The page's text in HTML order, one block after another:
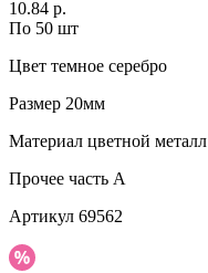
10.84 р.
По 50 шт
Цвет темное серебро
Размер 20мм
Материал цветной металл
Прочее часть A
Артикул 69562